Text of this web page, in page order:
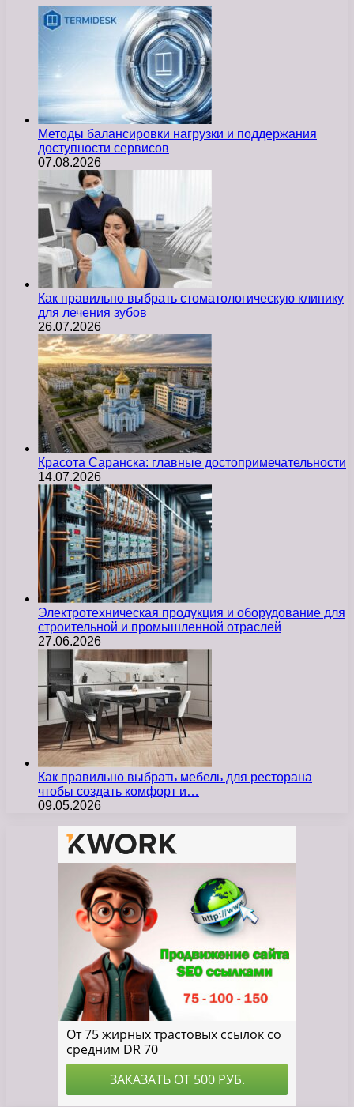
Методы балансировки нагрузки и поддержания
доступности сервисов
07.08.2026
Как правильно выбрать стоматологическую клинику
для лечения зубов
26.07.2026
Красота Саранска: главные достопримечательности
14.07.2026
Электротехническая продукция и оборудование для
строительной и промышленной отраслей
27.06.2026
Как правильно выбрать мебель для ресторана
чтобы создать комфорт и…
09.05.2026